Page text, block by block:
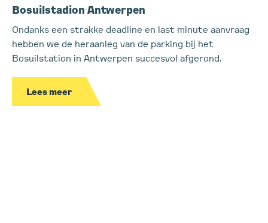
Bosuilstadion Antwerpen
Ondanks een strakke deadline en last minute aanvraag
hebben we de heraanleg van de parking bij het
Bosuilstation in Antwerpen succesvol afgerond.
Lees meer